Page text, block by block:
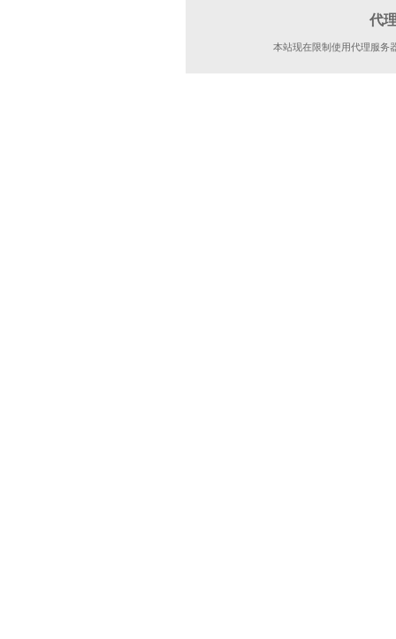
代
本站现在限制使用代理服务